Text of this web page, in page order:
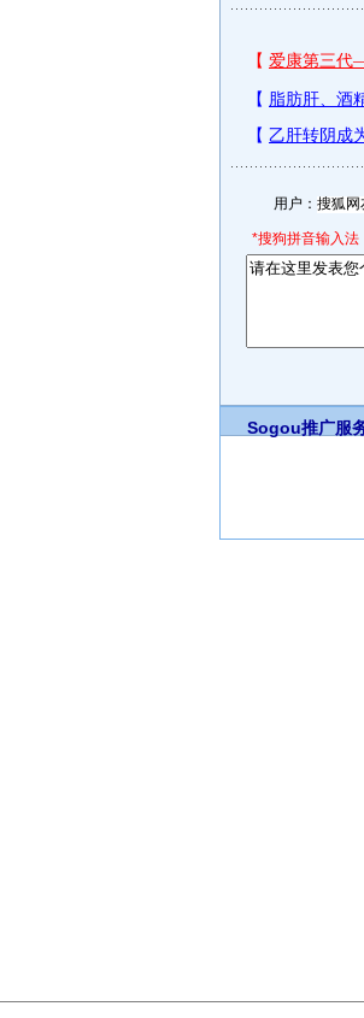
用户：
*搜狗拼音输入法
Sogou推广服